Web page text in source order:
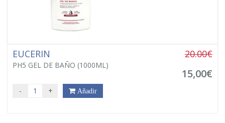
EUCERIN
PH5 GEL DE BAÑO (1000ML)
20.00€
15,00€
- + Añadir